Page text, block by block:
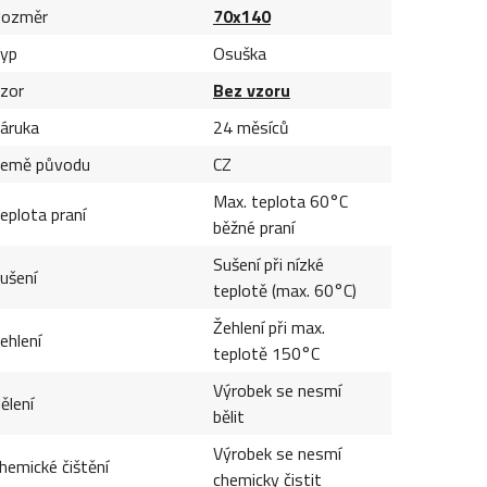
70x140
Osuška
Bez vzoru
24 měsíců
původu
CZ
praní
Max. teplota 60°C
běžné praní
Sušení při nízké
teplotě (max. 60°C)
Žehlení při max.
teplotě 150°C
Výrobek se nesmí
bělit
čištění
Výrobek se nesmí
chemicky čistit